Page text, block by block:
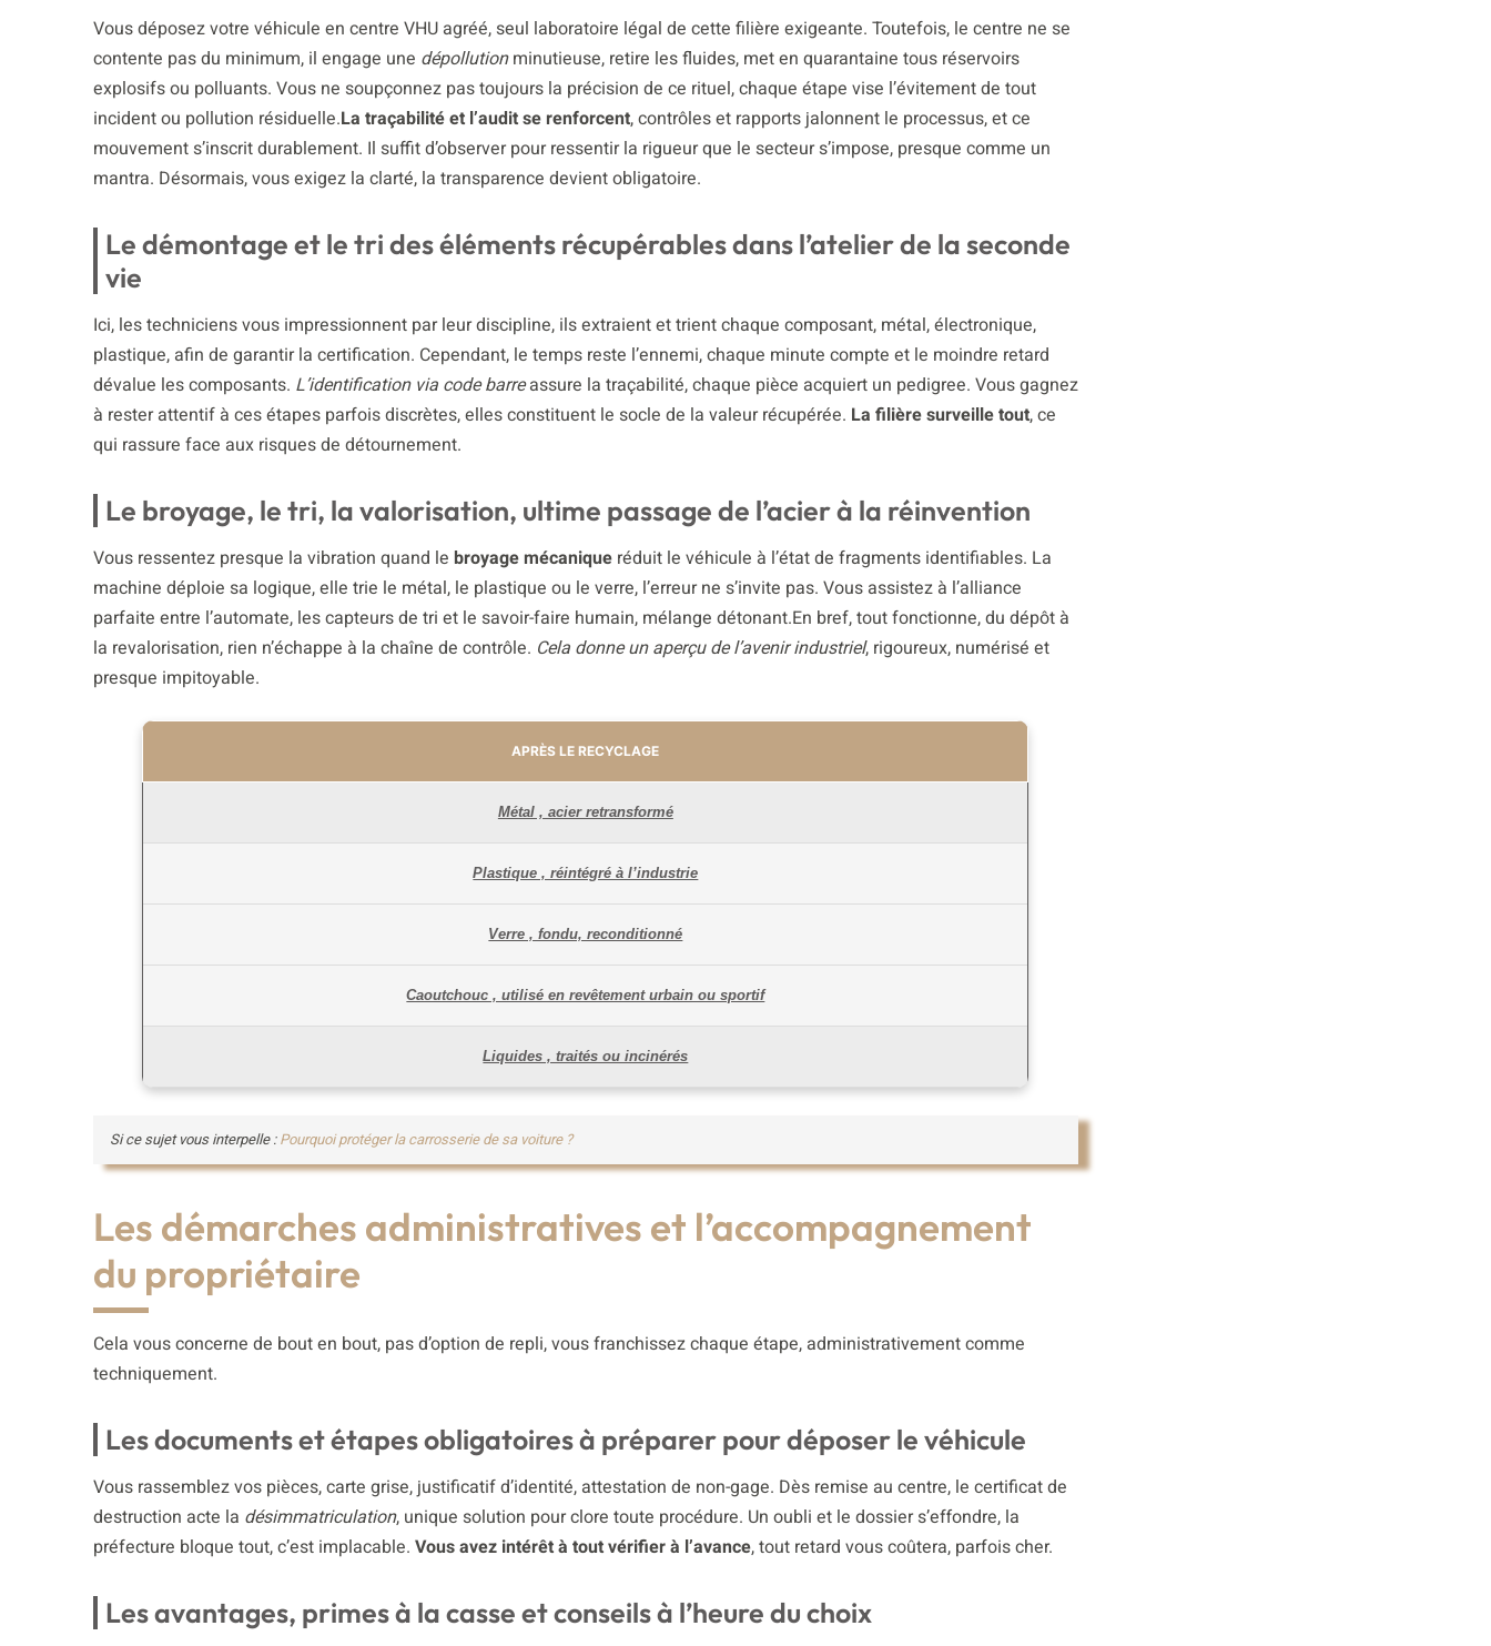
Vous déposez votre véhicule en centre VHU agréé, seul laboratoire légal de cette filière exigeante. Toutefois, le centre ne se
contente pas du minimum, il engage une dépollutionminutieuse, retire les fluides, met en quarantaine tous réservoirs
explosifs ou polluants. Vous ne soupçonnez pas toujours la précision de ce rituel, chaque étape vise l’évitement de tout
incident ou pollution résiduelle.La traçabilité et l’audit se renforcent, contrôles et rapports jalonnent le processus, et ce
mouvement s’inscrit durablement. Il suffit d’observer pour ressentir la rigueur que le secteur s’impose, presque comme un
mantra. Désormais, vous exigez la clarté, la transparence devient obligatoire.
Le démontage et le tri des éléments récupérables dans l’atelier de la seconde
vie
Ici, les techniciens vous impressionnent par leur discipline, ils extraient et trient chaque composant, métal, électronique,
plastique, afin de garantir la certification. Cependant, le temps reste l’ennemi, chaque minute compte et le moindre retard
dévalue les composants. L’identification via code barreassure la traçabilité, chaque pièce acquiert un pedigree. Vous gagnez
à rester attentif à ces étapes parfois discrètes, elles constituent le socle de la valeur récupérée. La filière surveille tout, ce
qui rassure face aux risques de détournement.
Le broyage, le tri, la valorisation, ultime passage de l’acier à la réinvention
Vous ressentez presque la vibration quand le broyage mécaniqueréduit le véhicule à l’état de fragments identifiables. La
machine déploie sa logique, elle trie le métal, le plastique ou le verre, l’erreur ne s’invite pas. Vous assistez à l’alliance
parfaite entre l’automate, les capteurs de tri et le savoir-faire humain, mélange détonant.En bref, tout fonctionne, du dépôt à
la revalorisation, rien n’échappe à la chaîne de contrôle. Cela donne un aperçu de l’avenir industriel, rigoureux, numérisé et
presque impitoyable.
APRÈS LE RECYCLAGE
Métal , acier retransformé
Plastique , réintégré à l’industrie
Verre , fondu, reconditionné
Caoutchouc , utilisé en revêtement urbain ou sportif
Liquides , traités ou incinérés
Si ce sujet vous interpelle :Pourquoi protéger la carrosserie de sa voiture ?
Les démarches administratives et l’accompagnement
du propriétaire
Cela vous concerne de bout en bout, pas d’option de repli, vous franchissez chaque étape, administrativement comme
techniquement.
Les documents et étapes obligatoires à préparer pour déposer le véhicule
Vous rassemblez vos pièces, carte grise, justificatif d’identité, attestation de non-gage. Dès remise au centre, le certificat de
destruction acte la désimmatriculation, unique solution pour clore toute procédure. Un oubli et le dossier s’effondre, la
préfecture bloque tout, c’est implacable. Vous avez intérêt à tout vérifier à l’avance, tout retard vous coûtera, parfois cher.
Les avantages, primes à la casse et conseils à l’heure du choix